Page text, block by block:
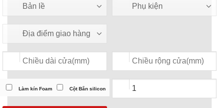
Làm kín Foam Cột Bắn silicon